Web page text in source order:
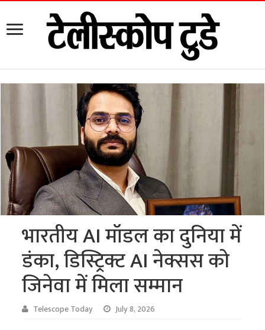
भारतीय AI मॉडल का दुनिया में
डंका, डिस्ट्रिक्ट AI नेक्सस को
जिनेवा में मिला सम्मान
Telescope Today July 8, 2026